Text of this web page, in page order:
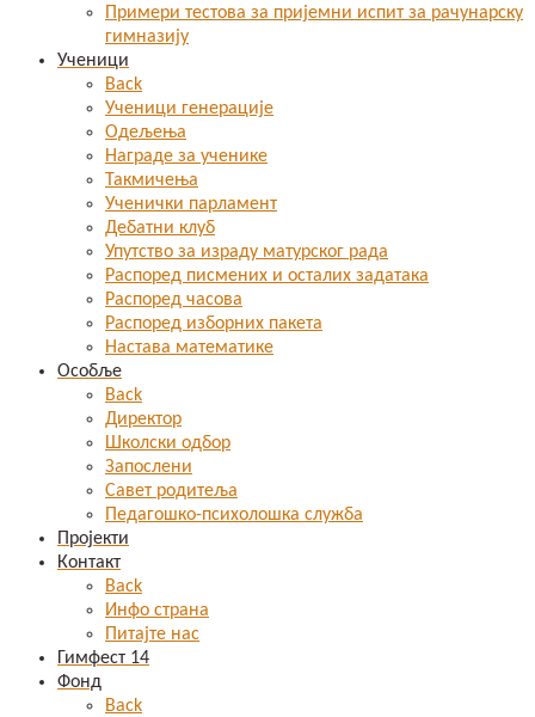
Примери тестова за пријемни испит за рачунарску
гимназију
Ученици
Back
Ученици генерације
Одељења
Награде за ученике
Такмичења
Ученички парламент
Дебатни клуб
Упутство за израду матурског рада
Распоред писмених и осталих задатака
Распоред часова
Распоред изборних пакета
Настава математике
Особље
Back
Директор
Школски одбор
Запослени
Савет родитеља
Педагошко-психолошка служба
Пројекти
Контакт
Back
Инфо страна
Питајте нас
Гимфест 14
Фонд
Back